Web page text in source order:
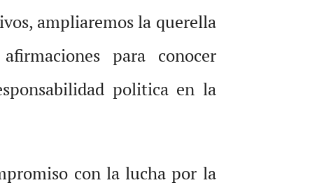
ampliaremos la querella
para conocer
politica en la
con la lucha por la